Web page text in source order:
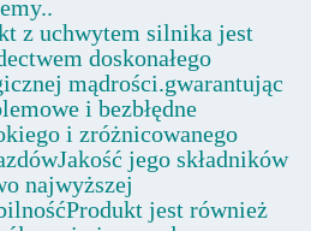
z uchwytem silnika jest
doskonałego
mądrości.gwarantując
i bezbłędne
i zróżnicowanego
jego składników
najwyższej
jest również